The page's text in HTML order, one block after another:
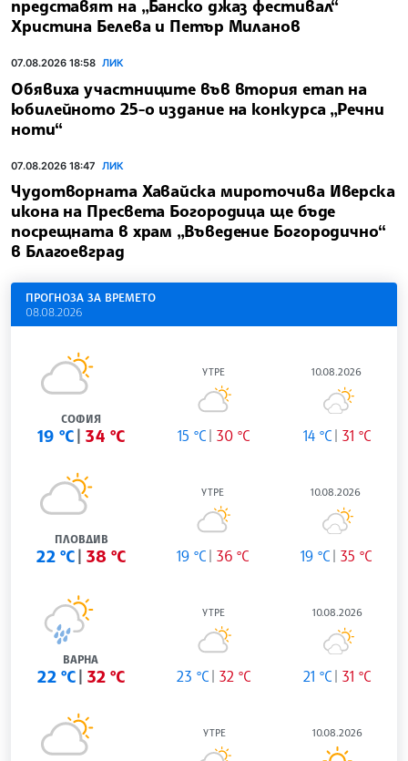
представят на „Банско джаз фестивал“
Христина Белева и Петър Миланов
07.08.2026 18:58 ЛИК
Обявиха участниците във втория етап на
юбилейното 25-о издание на конкурса „Речни
ноти“
07.08.2026 18:47 ЛИК
Чудотворната Хавайска мироточива Иверска
икона на Пресвета Богородица ще бъде
посрещната в храм „Въведение Богородично“
в Благоевград
ПРОГНОЗА ЗА ВРЕМЕТО
08.08.2026
СОФИЯ
19 °C 34 °C
УТРЕ
15 °C 30 °C
10.08.2026
14 °C 31 °C
ПЛОВДИВ
22 °C 38 °C
УТРЕ
19 °C 36 °C
10.08.2026
19 °C 35 °C
ВАРНА
22 °C 32 °C
УТРЕ
23 °C 32 °C
10.08.2026
21 °C 31 °C
УТРЕ 10.08.2026